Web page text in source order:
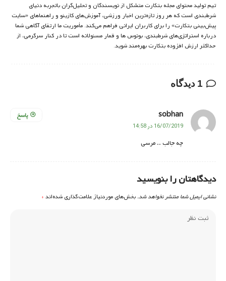
تیم تولید محتوای مجله بتکارت متشکل از نویسندگان و تحلیل‌گران باتجربه دنیای
شرط‌بندی است که هر روز تازه‌ترین اخبار ورزشی، آموزش‌های کازینو و راهنماهای «سایت
پیش‌بینی بتکارت» را برای کاربران ایرانی فراهم می‌کند. مأموریت ما ارتقای آگاهی شما
درباره استراتژی‌های شرطبندی، بونوس ها و قمار مسئولانه است تا در کنار سرگرمی، از
حداکثر ارزش افزوده بتکارت بهره‌مند شوید.
1 دیدگاه
sobhan
16/07/2019 در 14:58
چه جالب .. مرسی
پاسخ
دیدگاهتان را بنویسید
نشانی ایمیل شما منتشر نخواهد شد. بخش‌های موردنیاز علامت‌گذاری شده‌اند*